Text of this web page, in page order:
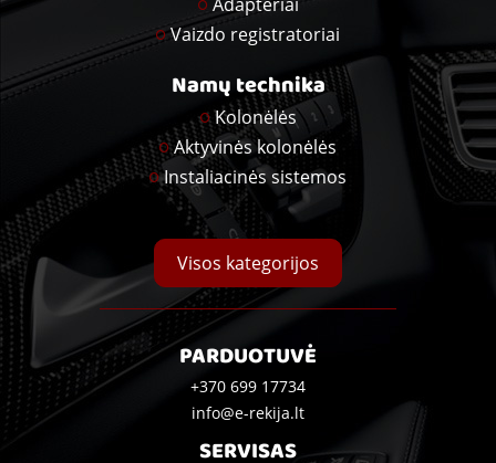
Vaizdo registratoriai
Namų technika
Kolonėlės
Aktyvinės kolonėlės
Instaliacinės sistemos
Visos kategorijos
PARDUOTUVĖ
+370 699 17734
info@e-rekija.lt
SERVISAS